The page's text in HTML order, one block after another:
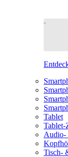
Tablet
Tablet-
Audio-
Tisch-